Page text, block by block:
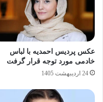
عکس پردیس احمدیه با لباس
خادمی مورد توجه قرار گرفت
24 اردیبهشت 1405